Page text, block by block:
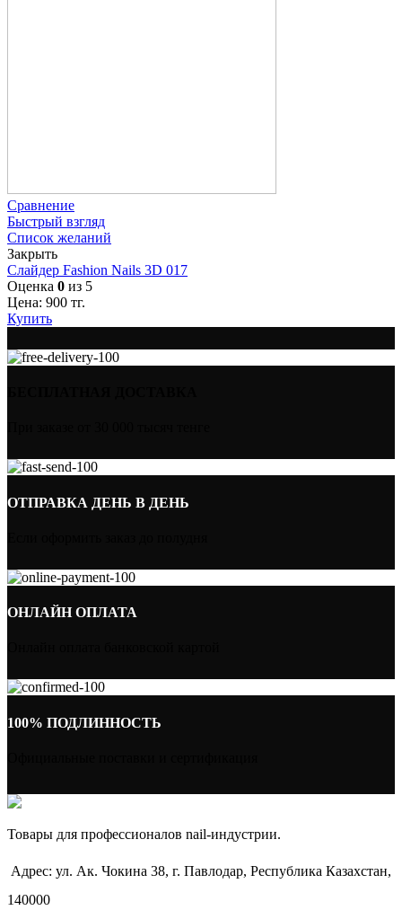
Сравнение
Быстрый взгляд
Список желаний
Закрыть
Слайдер Fashion Nails 3D 017
Оценка 0 из 5
Цена: 900 тг.
Купить
ОТПРАВКА ДЕНЬ В ДЕНЬ
ОНЛАЙН ОПЛАТА
100% ПОДЛИННОСТЬ
Товары для профессионалов nail-индустрии.
Адрес: ул. Ак. Чокина 38, г. Павлодар, Республика Казахстан,
140000